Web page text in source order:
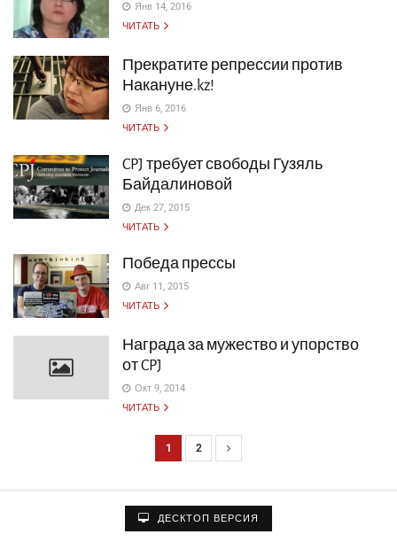
Янв 14, 2016
ЧИТАТЬ
Прекратите репрессии против
Накануне.kz!
Янв 6, 2016
ЧИТАТЬ
CPJ требует свободы Гузяль
Байдалиновой
Дек 27, 2015
ЧИТАТЬ
Победа прессы
Авг 11, 2015
ЧИТАТЬ
Награда за мужество и упорство
от CPJ
Окт 9, 2014
ЧИТАТЬ
1 2
ДЕСКТОП ВЕРСИЯ